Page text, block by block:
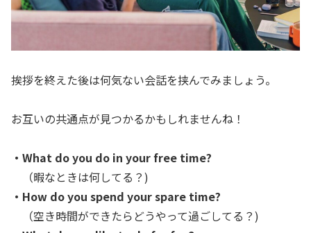
挨拶を終えた後は何気ない会話を挟んでみましょう。
お互いの共通点が見つかるかもしれませんね！
・What do you do in your free time?
（暇なときは何してる？)
・How do you spend your spare time?
（空き時間ができたらどうやって過ごしてる？)